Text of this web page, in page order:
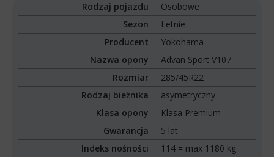
Rodzaj pojazdu
Osobowe
Sezon
Letnie
Producent
Yokohama
Nazwa opony
Advan Sport V107
Rozmiar
285/45R22
Rodzaj bieżnika
asymetryczny
Klasa opony
Klasa Premium
Gwarancja
5 lat
Indeks nośności
114 = max 1180 kg